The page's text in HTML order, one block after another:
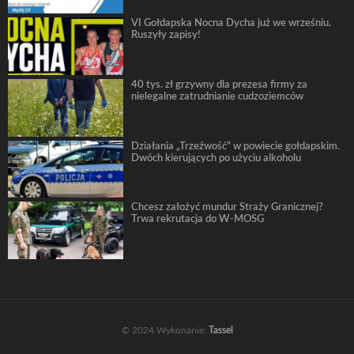
VI Gołdapska Nocna Dycha już we wrześniu.
Ruszyły zapisy!
40 tys. zł grzywny dla prezesa firmy za
nielegalne zatrudnianie cudzoziemców
Działania „Trzeźwość” w powiecie gołdapskim.
Dwóch kierujących po użyciu alkoholu
Chcesz założyć mundur Straży Granicznej?
Trwa rekrutacja do W-MOSG
© 2024 Wykonanie: Tassel